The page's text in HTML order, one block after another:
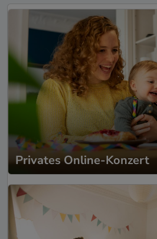
Privates Online-Konzert